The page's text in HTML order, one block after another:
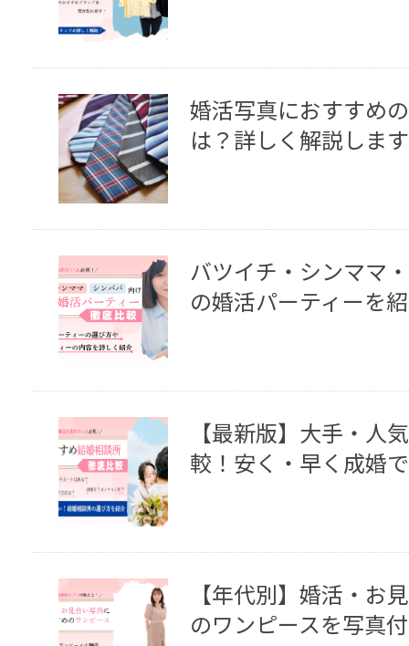
婚活写真におすすめ
は？詳しく解説します
バツイチ・シンママ
の婚活パーティーを
【最新版】大手・人
較！安く・早く成婚
【年代別】婚活・お
のワンピースを写真